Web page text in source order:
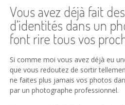
Vous avez déjà fait
d’identités dans un
font rire tous vos
Si comme moi vous avez déjà eu
que vous redoutez de sortir
ne faites plus jamais vos photos
par un photographe professionnel.